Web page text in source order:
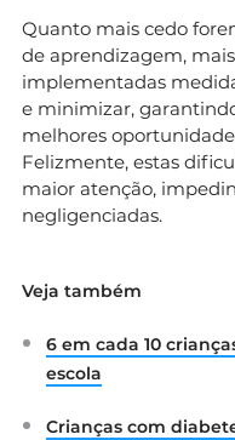
Quanto mais cedo
de aprendizagem,
implementadas
e minimizar,
melhores
Felizmente, estas
maior atenção,
negligenciadas.
Veja também
6 em cada 10
escola
Crianças com